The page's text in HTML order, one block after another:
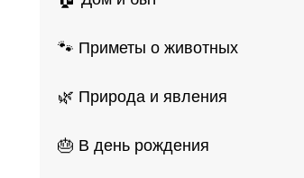
🐾 Приметы о животных
🌿 Природа и явления
🎂 В день рождения